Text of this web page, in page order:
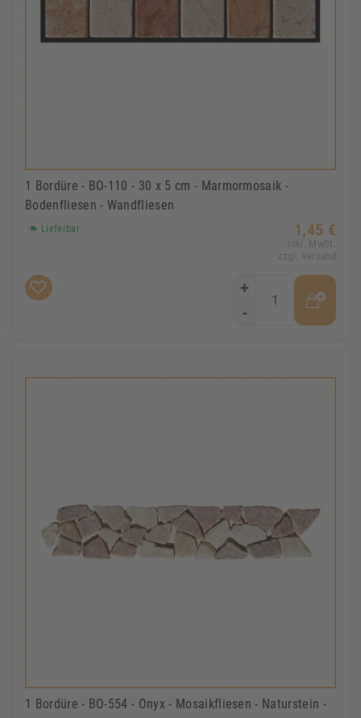
1 Bordüre - BO-110 - 30 x 5 cm - Marmormosaik -
Bodenfliesen - Wandfliesen
Lieferbar 1,45 €
Inkl. MwSt.
zzgl. Versand
+
-
1 Bordüre - BO-554 - Onyx - Mosaikfliesen - Naturstein -